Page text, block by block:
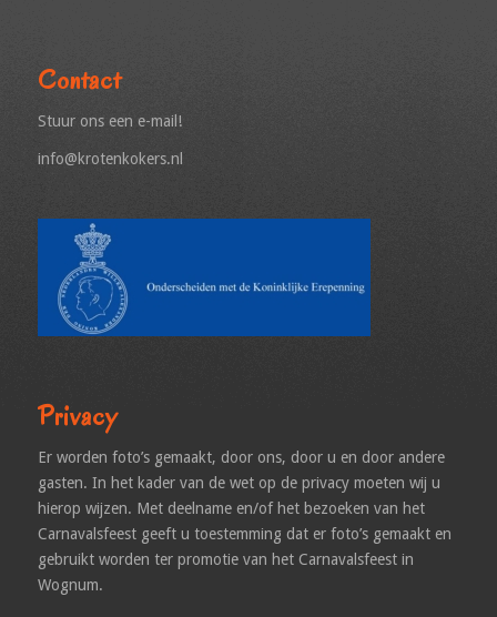
Contact
Stuur ons een e-mail!
info@krotenkokers.nl
Privacy
Er worden foto’s gemaakt, door ons, door u en door andere
gasten. In het kader van de wet op de privacy moeten wij u
hierop wijzen. Met deelname en/of het bezoeken van het
Carnavalsfeest geeft u toestemming dat er foto’s gemaakt en
gebruikt worden ter promotie van het Carnavalsfeest in
Wognum.